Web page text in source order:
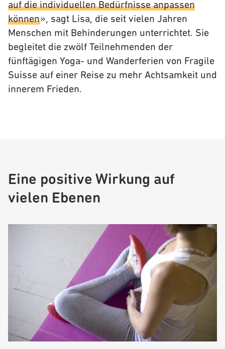
auf die individuellen Bedürfnisse anpassen
können», sagt Lisa, die seit vielen Jahren
Menschen mit Behinderungen unterrichtet. Sie
begleitet die zwölf Teilnehmenden der
fünftägigen Yoga- und Wanderferien von Fragile
Suisse auf einer Reise zu mehr Achtsamkeit und
innerem Frieden.
Eine positive Wirkung auf
vielen Ebenen